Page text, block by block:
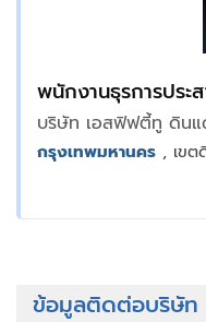
พนักงานธุรการประ
บริษัท เอสฟิฟตี้ทู ดิน
กรุงเทพมหานคร , เขต
ข้อมูลติดต่อบริษัท